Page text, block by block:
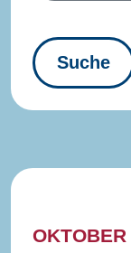
OKTOBER